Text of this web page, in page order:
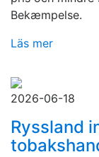
Bekæmpelse.
Läs mer
2026-06-18
Ryssland